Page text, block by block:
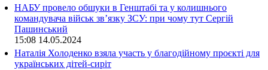
НАБУ провело обшуки в Генштабі та у колишнього
командувача військ зв’язку ЗСУ: при чому тут Сергій
Пашинський
15:08 14.05.2024
Наталія Холоденко взяла участь у благодійному проєкті для
українських дітей-сиріт